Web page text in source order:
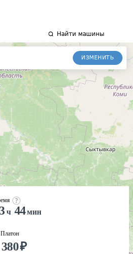
Найти машины
ИЗМЕНИТЬ
ч 44мин
380₽